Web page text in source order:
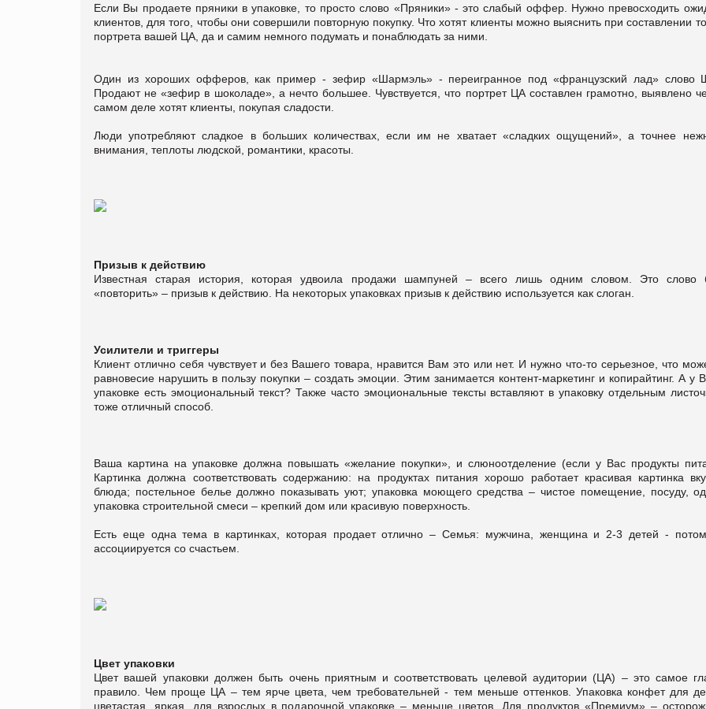
Если Вы продаете пряники в упаковке, то просто слово «Пряники» - это слабый оффер. Нужно превосходить
клиентов, для того, чтобы они совершили повторную покупку. Что хотят клиенты можно выяснить при составлении
портрета вашей ЦА, да и самим немного подумать и понаблюдать за ними.
Один из хороших офферов, как пример - зефир «Шармэль» - переигранное под «французский лад» слово
Продают не «зефир в шоколаде», а нечто большее. Чувствуется, что портрет ЦА составлен грамотно, выявлено
самом деле хотят клиенты, покупая сладости.
Люди употребляют сладкое в больших количествах, если им не хватает «сладких ощущений», а точнее
внимания, теплоты людской, романтики, красоты.
Призыв к действию
Известная старая история, которая удвоила продажи шампуней – всего лишь одним словом. Это слово
«повторить» – призыв к действию. На некоторых упаковках призыв к действию используется как слоган.
Усилители и триггеры
Клиент отлично себя чувствует и без Вашего товара, нравится Вам это или нет. И нужно что-то серьезное, что
равновесие нарушить в пользу покупки – создать эмоции. Этим занимается контент-маркетинг и копирайтинг. А у
упаковке есть эмоциональный текст? Также часто эмоциональные тексты вставляют в упаковку отдельным
тоже отличный способ.
Ваша картина на упаковке должна повышать «желание покупки», и слюноотделение (если у Вас продукты
Картинка должна соответствовать содержанию: на продуктах питания хорошо работает красивая картинка
блюда; постельное белье должно показывать уют; упаковка моющего средства – чистое помещение, посуду,
упаковка строительной смеси – крепкий дом или красивую поверхность.
Есть еще одна тема в картинках, которая продает отлично – Семья: мужчина, женщина и 2-3 детей -
ассоциируется со счастьем.
Цвет упаковки
Цвет вашей упаковки должен быть очень приятным и соответствовать целевой аудитории (ЦА) – это самое
правило. Чем проще ЦА – тем ярче цвета, чем требовательней - тем меньше оттенков. Упаковка конфет для
цветастая, яркая, для взрослых в подарочной упаковке – меньше цветов. Для продуктов «Премиум» –